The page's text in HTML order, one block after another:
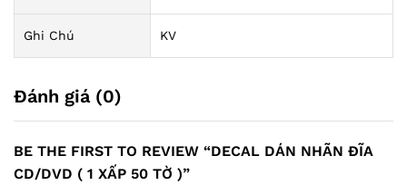
Ghi Chú KV
Đánh giá (0)
BE THE FIRST TO REVIEW “DECAL DÁN NHÃN ĐĨA
CD/DVD ( 1 XẤP 50 TỜ )”